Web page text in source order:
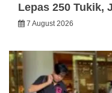
Lepas 250 Tukik,
7 August 2026